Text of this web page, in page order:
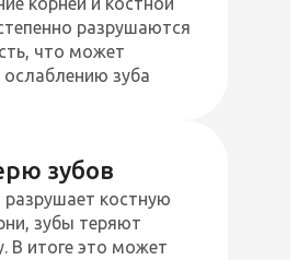
разрушаются
что может
ослаблению зуба
зубов
разрушает костную
зубы теряют
В итоге это может